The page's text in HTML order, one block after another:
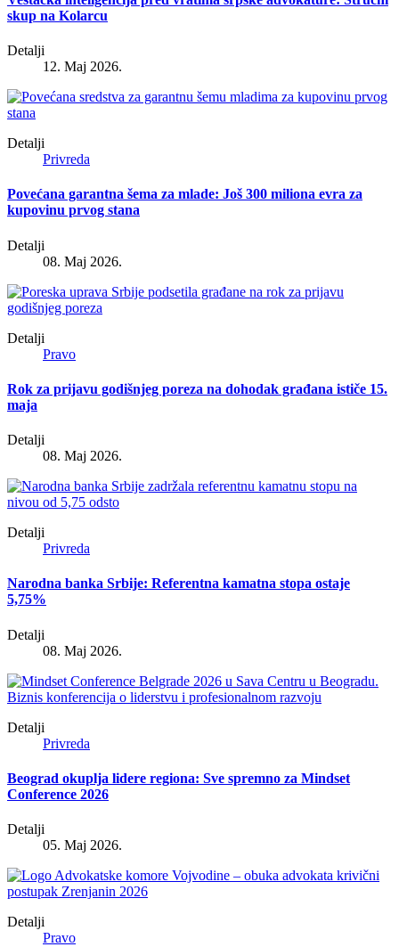
skup na Kolarcu
Detalji
12. Maj 2026.
Detalji
Privreda
Povećana garantna šema za mlade: Još 300 miliona evra za
kupovinu prvog stana
Detalji
08. Maj 2026.
Detalji
Pravo
Rok za prijavu godišnjeg poreza na dohodak građana ističe 15.
maja
Detalji
08. Maj 2026.
Detalji
Privreda
Narodna banka Srbije: Referentna kamatna stopa ostaje
5,75%
Detalji
08. Maj 2026.
Detalji
Privreda
Beograd okuplja lidere regiona: Sve spremno za Mindset
Conference 2026
Detalji
05. Maj 2026.
Detalji
Pravo